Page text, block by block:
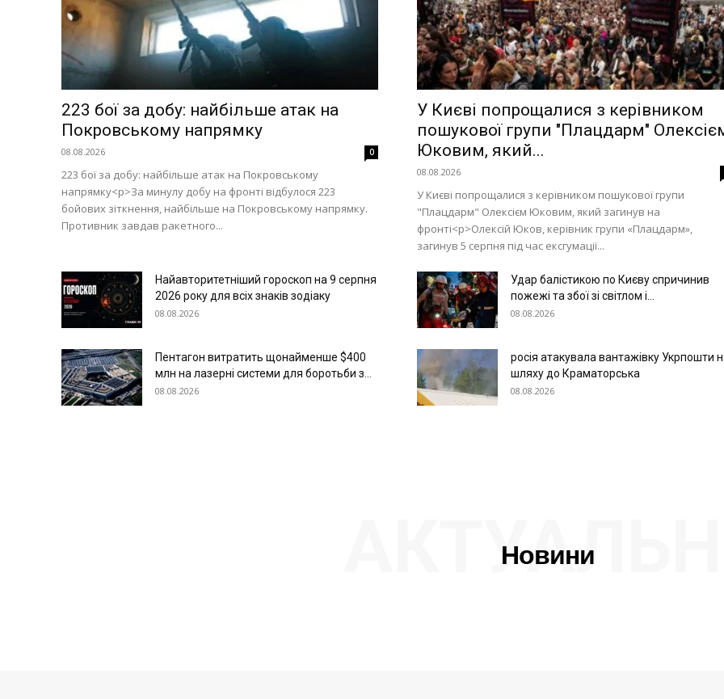
223 бої за добу: найбільше атак на
Покровському напрямку
08.08.2026 0
223 бої за добу: найбільше атак на Покровському
напрямку<p>За минулу добу на фронті відбулося 223
бойових зіткнення, найбільше на Покровському напрямку.
Противник завдав ракетного...
У Києві попрощалися з керівником
пошукової групи "Плацдарм"
Юковим, який...
08.08.2026
У Києві попрощалися з керівником пошукової групи
"Плацдарм" Олексієм Юковим, який загинув на
фронті<p>Олексій Юков, керівник групи «Плацдарм»,
загинув 5 серпня під час ексгумації...
Найавторитетніший гороскоп на 9 серпня
2026 року для всіх знаків зодіаку
08.08.2026
Удар балістикою по Києву спричинив
пожежі та збої зі світлом і...
08.08.2026
Пентагон витратить щонайменше $400
млн на лазерні системи для боротьби з...
08.08.2026
росія атакувала вантажівку Укрпошти
шляху до Краматорська
08.08.2026
Новини